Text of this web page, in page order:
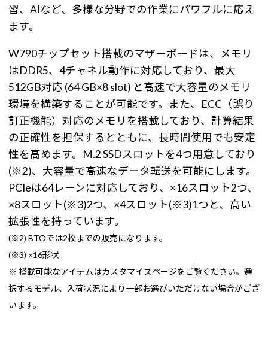
習、AIなど、多様な分野での作業にパワフルに応え
ます。
W790チップセット搭載のマザーボードは、メモリ
はDDR5、4チャネル動作に対応しており、最大
512GB対応 (64 GB×8 slot) と高速で大容量のメモリ
環境を構築することが可能です。また、ECC（誤り
訂正機能）対応のメモリを搭載しており、計算結果
の正確性を担保するとともに、長時間使用でも安定
性を高めます。M.2 SSDスロットを4つ用意しており
(※2)、大容量で高速なデータ転送を可能にします。
PCIeは64レーンに対応しており、×16スロット2つ、
×8スロット(※3)2つ、×4スロット(※3)1つと、高い
拡張性を持っています。
(※2) BTOでは2枚までの販売になります。
(※3) ×16形状
※ 搭載可能なアイテムはカスタマイズページをご覧ください。選
択するモデル、入荷状況により一部お選びいただけない場合がござ
います。